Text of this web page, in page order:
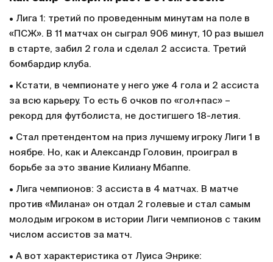
• Лига 1: третий по проведенным минутам на поле в
«ПСЖ». В 11 матчах он сыграл 906 минут, 10 раз вышел
в старте, забил 2 гола и сделал 2 ассиста. Третий
бомбардир клуба.
• Кстати, в чемпионате у него уже 4 гола и 2 ассиста
за всю карьеру. То есть 6 очков по «гол+пас» –
рекорд для футболиста, не достигшего 18-летия.
• Стал претендентом на приз лучшему игроку Лиги 1 в
ноябре. Но, как и Александр Головин, проиграл в
борьбе за это звание Килиану Мбаппе.
• Лига чемпионов: 3 ассиста в 4 матчах. В матче
против «Милана» он отдал 2 голевые и стал самым
молодым игроком в истории Лиги чемпионов с таким
числом ассистов за матч.
• А вот характеристика от Луиса Энрике: